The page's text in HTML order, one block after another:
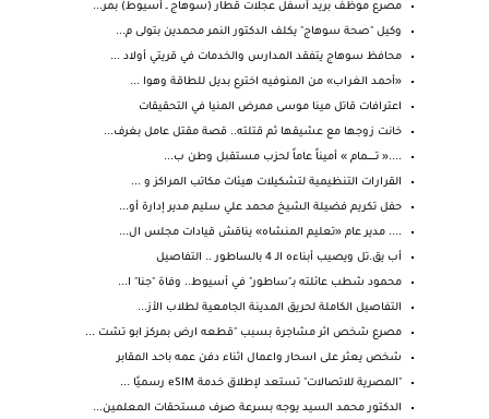
مصرع موظف بريد أسفل عجلات قطار (سوهاج ـ أسيوط) بمر...
وكيل "صحة سوهاج" يكلف الدكتور النمر محمدين بتولى م...
محافظ سوهاج يتفقد المدارس والخدمات في قريتي أولاد ...
«أحمد الغراب» من المنوفيه اخترع بديل للطاقة وهوا ...
اعترافات قاتل مينا موسى ممرض المنيا في التحقيقات
خانت زوجها مع عشيقها ثم قتلته.. قصة مقتل عامل بغرف...
....« تـــــــمام » أميناً عاماً لحزب مستقبل وطن ب...
القرارات التنظيمية لتشكيلات هيئات مكاتب المراكز و ...
حفل تكريم فضيلة الشيخ محمد علي سليم مدير إدارة أو...
.... مدير عام «تعليم المنشاه» يناقش قيادات مجلس ال...
أب يق.تل ويصيب أبناءه الـ 4 بالساطور .. التفاصيل
محمود شطب عائلته بـ"ساطور" في أسيوط.. وفاة "جنا" ا...
التفاصيل الكاملة لحريق المدينة الجامعية لطلاب الأز...
مصرع شخص اثر مشاجرة بسبب "قطعه ارض بمركز ابو تشت ...
شخص يعثر على اسحار واعمال اثناء دفن عمه باحد المقابر
"المصرية للاتصالات" تستعد لإطلاق خدمة eSIM رسميًا ...
الدكتور محمد السيد يوجه بسرعة صرف مستحقات المعلمين...